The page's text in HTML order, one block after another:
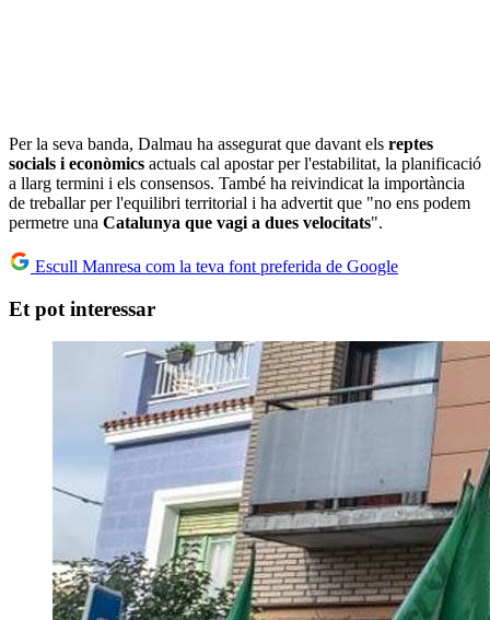
Per la seva banda, Dalmau ha assegurat que davant els reptes
socials i econòmics actuals cal apostar per l'estabilitat, la planificació
a llarg termini i els consensos. També ha reivindicat la importància
de treballar per l'equilibri territorial i ha advertit que "no ens podem
permetre una Catalunya que vagi a dues velocitats".
Escull Manresa com la teva font preferida de Google
Et pot interessar